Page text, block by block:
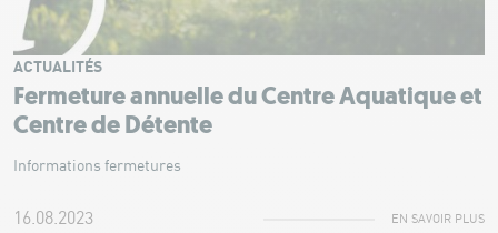
Fermeture annuelle du Centre Aquatique et
Centre de Détente
ACTUALITÉS
Informations fermetures
16.08.2023 EN SAVOIR PLUS